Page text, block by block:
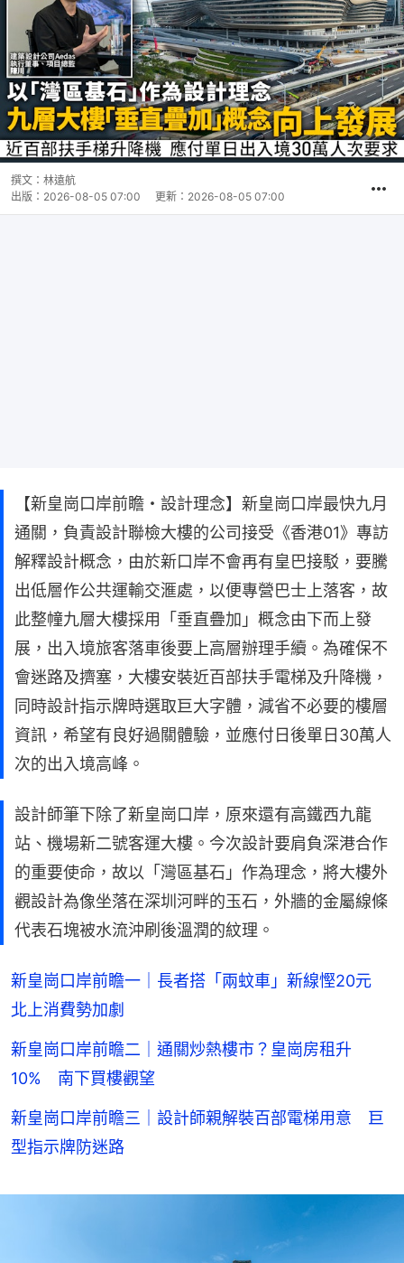
撰文： 林遠航
出版： 2026-08-05 07:00 更新： 2026-08-05 07:00
【新皇崗口岸前瞻・設計理念】新皇崗口岸最快九月
通關，負責設計聯檢大樓的公司接受《香港01》專訪
解釋設計概念，由於新口岸不會再有皇巴接駁，要騰
出低層作公共運輸交滙處，以便專營巴士上落客，故
此整幢九層大樓採用「垂直疊加」概念由下而上發
展，出入境旅客落車後要上高層辦理手續。為確保不
會迷路及擠塞，大樓安裝近百部扶手電梯及升降機，
同時設計指示牌時選取巨大字體，減省不必要的樓層
資訊，希望有良好過關體驗，並應付日後單日30萬人
次的出入境高峰。
設計師筆下除了新皇崗口岸，原來還有高鐵西九龍
站、機場新二號客運大樓。今次設計要肩負深港合作
的重要使命，故以「灣區基石」作為理念，將大樓外
觀設計為像坐落在深圳河畔的玉石，外牆的金屬線條
代表石塊被水流沖刷後溫潤的紋理。
新皇崗口岸前瞻一｜長者搭「兩蚊車」新線慳20元
北上消費勢加劇
新皇崗口岸前瞻二｜通關炒熱樓市？皇崗房租升
10% 南下買樓觀望
新皇崗口岸前瞻三｜設計師親解裝百部電梯用意 巨
型指示牌防迷路